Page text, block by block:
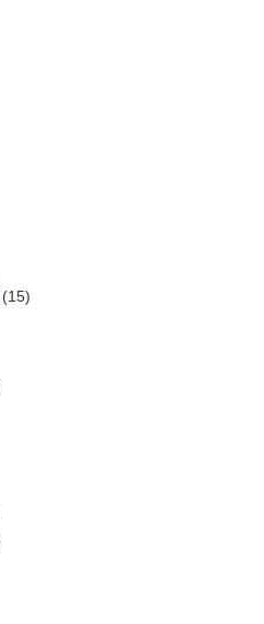
(15)